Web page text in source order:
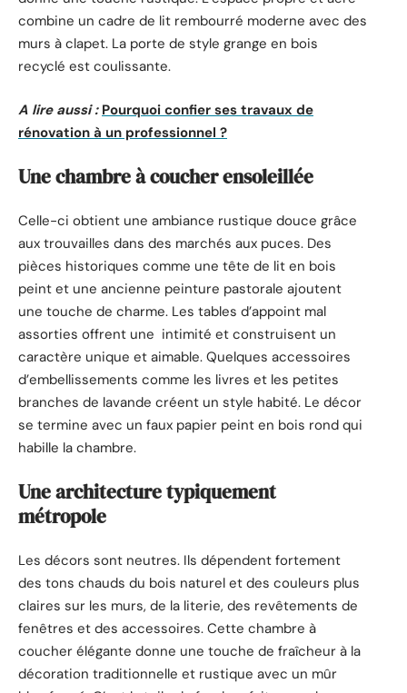
combine un cadre de lit rembourré moderne avec des
murs à clapet. La porte de style grange en bois
recyclé est coulissante.
A lire aussi : Pourquoi confier ses travaux de
rénovation à un professionnel ?
Une chambre à coucher ensoleillée
Celle-ci obtient une ambiance rustique douce grâce
aux trouvailles dans des marchés aux puces. Des
pièces historiques comme une tête de lit en bois
peint et une ancienne peinture pastorale ajoutent
une touche de charme. Les tables d’appoint mal
assorties offrent une intimité et construisent un
caractère unique et aimable. Quelques accessoires
d’embellissements comme les livres et les petites
branches de lavande créent un style habité. Le décor
se termine avec un faux papier peint en bois rond qui
habille la chambre.
Une architecture typiquement
métropole
Les décors sont neutres. Ils dépendent fortement
des tons chauds du bois naturel et des couleurs plus
claires sur les murs, de la literie, des revêtements de
fenêtres et des accessoires. Cette chambre à
coucher élégante donne une touche de fraîcheur à la
décoration traditionnelle et rustique avec un mûr